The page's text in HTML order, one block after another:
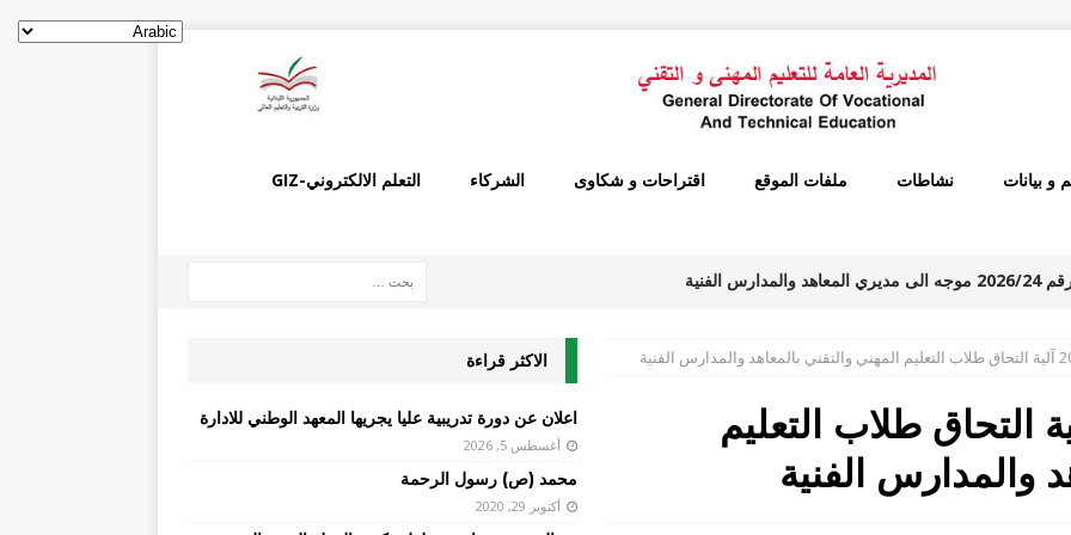
و بيانات نشاطات ملفات الموقع اقتراحات و شكاوى الشركاء التعلم الالكتروني-GIZ
تعميم رقم 2026/24 موجه الى مديري المعاهد والمدارس الفنية
تعاميم و بيانات
تعميم 2026/23 موجه الى المصالح والدوائر الاقليمية ومديري المعاهد
المديرية العامة للتعليم المهني والتقني يتعلق بارسال التقارير
رقم 2021/119 آلية التحاق طلاب التعليم
والمدارس الفنية
الاكثر قراءة
اعلان عن دورة تدريبية عليا يجريها المعهد الوطني للادارة
أغسطس 5, 2026
محمد (ص) رسول الرحمة
أكتوبر 29, 2020